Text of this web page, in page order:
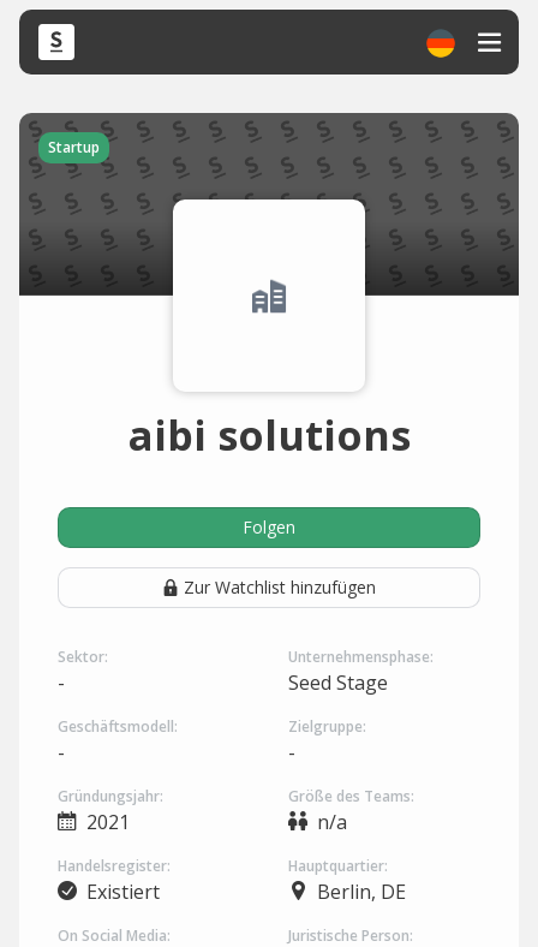
Startup
aibi solutions
Folgen
Zur Watchlist hinzufügen
Sektor:
-
Unternehmensphase:
Seed Stage
Geschäftsmodell:
-
Zielgruppe:
-
Gründungsjahr:
2021
Größe des Teams:
n/a
Handelsregister:
Existiert
Hauptquartier:
Berlin, DE
On Social Media: Juristische Person: